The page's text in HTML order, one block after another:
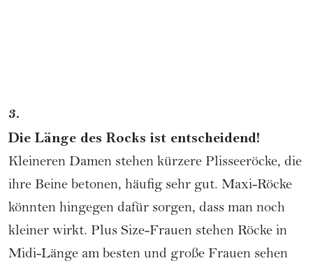
3.
Die Länge des Rocks ist entscheidend!
Kleineren Damen stehen kürzere Plisseeröcke, die
ihre Beine betonen, häufig sehr gut. Maxi-Röcke
könnten hingegen dafür sorgen, dass man noch
kleiner wirkt. Plus Size-Frauen stehen Röcke in
Midi-Länge am besten und große Frauen sehen